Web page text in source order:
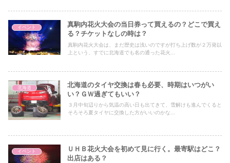
イベント
真駒内花火大会の当日券って買えるの？どこで買え
る？チケットなしの時は？
真駒内花火大会は、まだ歴史は浅いのですが打ち上げ数が２万発以
上という、すでに北海道でも名の通った花火...
北海道
北海道のタイヤ交換は春も必要、時期はいつがい
い？ＧＷ過ぎてもいい？
３月中旬辺りから気温の高い日も出てきて、雪解けも進んでくると
そろそろ夏タイヤに交換した方がいいのかな...
イベント
ＵＨＢ花火大会を初めて見に行く。最寄駅はどこ？
出店はある？